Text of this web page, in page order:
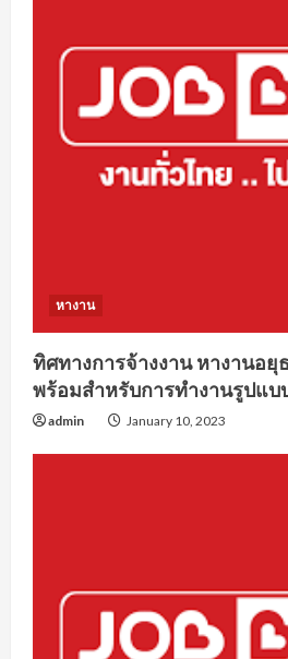
หางาน
ทิศทางการจ้างงาน หางานอยุ
พร้อมสำหรับการทำงานรูปแบ
admin January 10, 2023